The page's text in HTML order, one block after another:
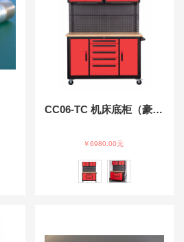
CC06-TC 机床底柜（豪华版）
￥6980.00元